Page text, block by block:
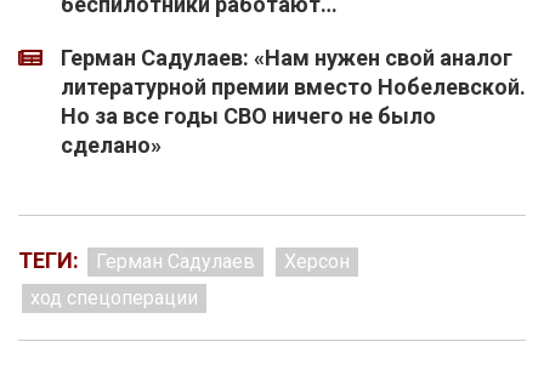
Герман Садулаев: «Нам нужен свой аналог
литературной премии вместо Нобелевской.
Но за все годы СВО ничего не было
сделано»
ТЕГИ: Герман Садулаев
Херсон
ход спецоперации